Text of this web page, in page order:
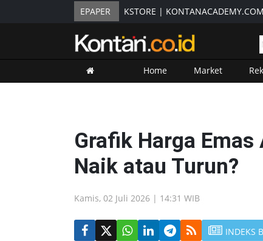
EPAPER KSTORE | KONTANACADEMY.COM
Home Market
Grafik Harga
Naik atau Turun?
Kamis, 02 Juli 2026 | 14:31 WIB
INDEKS